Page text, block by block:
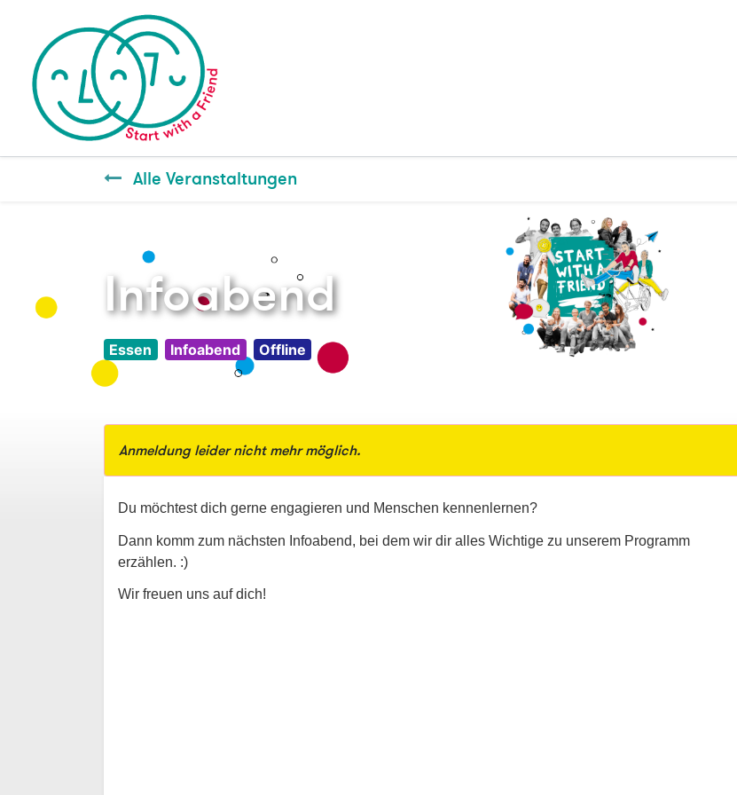
Alle Veranstaltungen
Infoabend
Essen Infoabend Offline
Anmeldung leider nicht mehr möglich.
Du möchtest dich gerne engagieren und Menschen kennenlernen?
Dann komm zum nächsten Infoabend, bei dem wir dir alles Wichtige zu unserem Programm
erzählen. :)
Wir freuen uns auf dich!